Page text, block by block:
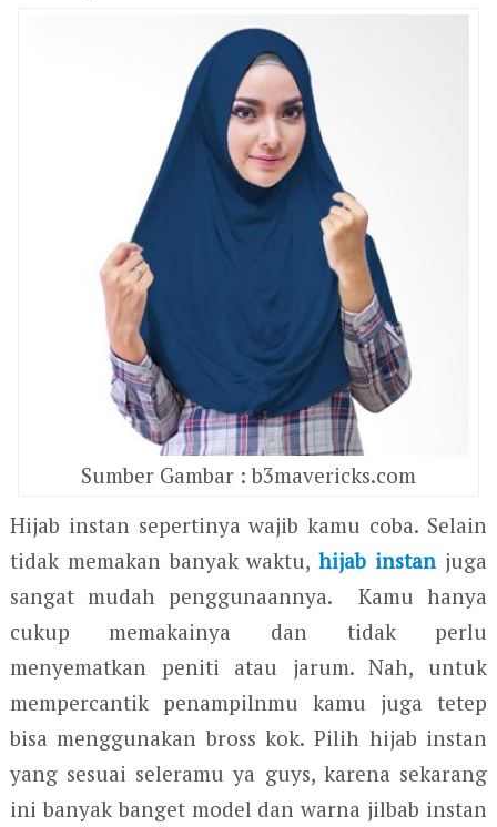
Sumber Gambar : b3mavericks.com
Hijab instan sepertinya wajib kamu coba. Selain
tidak memakan banyak waktu,hijab instan juga
sangat mudah penggunaannya. Kamu hanya
cukup memakainya dan tidak perlu
menyematkan peniti atau jarum. Nah, untuk
mempercantik penampilnmu kamu juga tetep
bisa menggunakan bross kok. Pilih hijab instan
yang sesuai seleramu ya guys, karena sekarang
ini banyak banget model dan warna jilbab instan